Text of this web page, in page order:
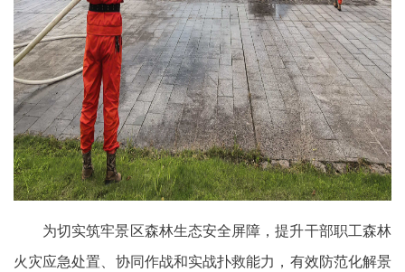
为切实筑牢景区森林生态安全屏障，提升干部职工森林
火灾应急处置、协同作战和实战扑救能力，有效防范化解景